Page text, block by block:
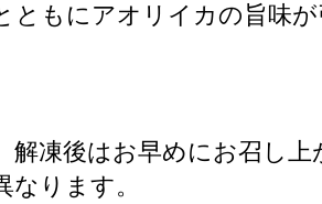
ともにアオリイカの旨味
凍後はお早めにお召し上
ります。